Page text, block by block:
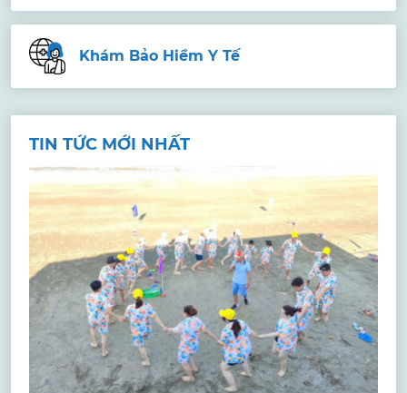
Khám Bảo Hiểm Y Tế
TIN TỨC MỚI NHẤT